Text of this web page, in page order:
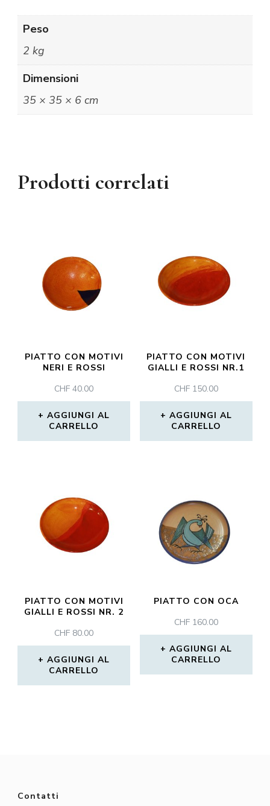
Peso
2 kg
Dimensioni
35 × 35 × 6 cm
Prodotti correlati
PIATTO CON MOTIVI
NERI E ROSSI
CHF 40.00
AGGIUNGI AL
CARRELLO
PIATTO CON MOTIVI
GIALLI E ROSSI NR.1
CHF150.00
AGGIUNGI AL
CARRELLO
PIATTO CON MOTIVI
GIALLI E ROSSI NR. 2
CHF 80.00
AGGIUNGI AL
CARRELLO
PIATTO CON OCA
CHF160.00
AGGIUNGI AL
CARRELLO
Contatti